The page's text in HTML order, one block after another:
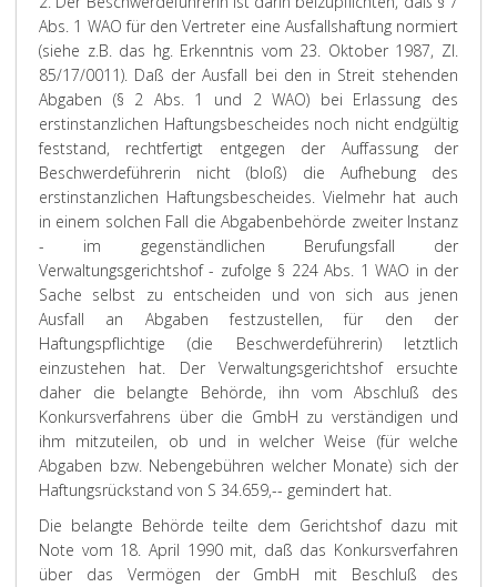
Abs. 1 WAO für den Vertreter eine Ausfallshaftung normiert
(siehe z.B. das hg. Erkenntnis vom 23. Oktober 1987, Zl.
85/17/0011). Daß der Ausfall bei den in Streit stehenden
Abgaben (§ 2 Abs. 1 und 2 WAO) bei Erlassung des
erstinstanzlichen Haftungsbescheides noch nicht endgültig
feststand, rechtfertigt entgegen der Auffassung der
Beschwerdeführerin nicht (bloß) die Aufhebung des
erstinstanzlichen Haftungsbescheides. Vielmehr hat auch
in einem solchen Fall die Abgabenbehörde zweiter Instanz
- im gegenständlichen Berufungsfall der
Verwaltungsgerichtshof - zufolge § 224 Abs. 1 WAO in der
Sache selbst zu entscheiden und von sich aus jenen
Ausfall an Abgaben festzustellen, für den der
Haftungspflichtige (die Beschwerdeführerin) letztlich
einzustehen hat. Der Verwaltungsgerichtshof ersuchte
daher die belangte Behörde, ihn vom Abschluß des
Konkursverfahrens über die GmbH zu verständigen und
ihm mitzuteilen, ob und in welcher Weise (für welche
Abgaben bzw. Nebengebühren welcher Monate) sich der
Haftungsrückstand von S 34.659,-- gemindert hat.
Die belangte Behörde teilte dem Gerichtshof dazu mit
Note vom 18. April 1990 mit, daß das Konkursverfahren
über das Vermögen der GmbH mit Beschluß des